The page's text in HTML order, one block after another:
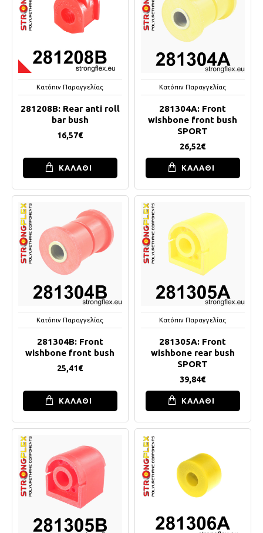
Κατόπιν Παραγγελίας
281208B: Rear anti roll
bar bush
16,57€
ΚΑΛΑΘΙ
Κατόπιν Παραγγελίας
281304A: Front
wishbone front bush
SPORT
26,52€
ΚΑΛΑΘΙ
Κατόπιν Παραγγελίας
281304B: Front
wishbone front bush
25,41€
ΚΑΛΑΘΙ
Κατόπιν Παραγγελίας
281305A: Front
wishbone rear bush
SPORT
39,84€
ΚΑΛΑΘΙ